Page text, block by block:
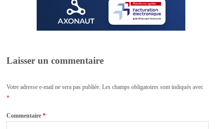
Laisser un commentaire
Votre adresse e-mail ne sera pas publiée. Les champs obligatoires sont indiqués avec
*
Commentaire*